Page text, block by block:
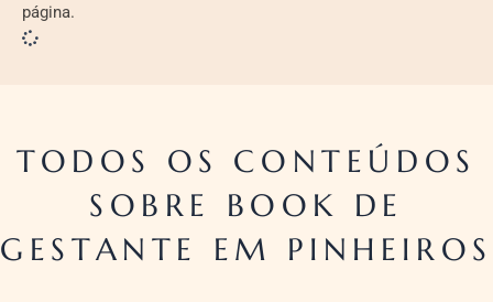
página.
TODOS OS CONTEÚDOS
SOBRE BOOK DE
GESTANTE EM PINHEIROS